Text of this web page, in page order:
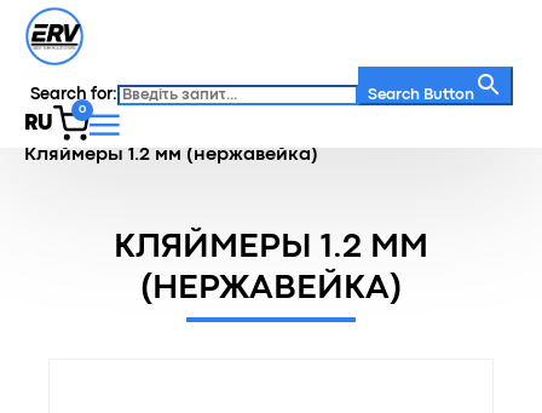
Search for: Search Button
RU
0
Главная / Каталог
Кляймеры 1.2 мм (нержавейка)
КЛЯЙМЕРЫ 1.2 ММ
(НЕРЖАВЕЙКА)